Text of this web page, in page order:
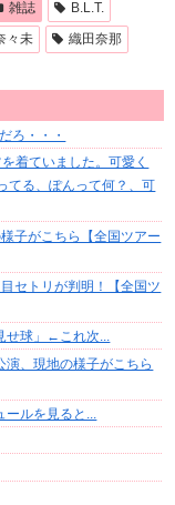
雑誌
B.L.T.
々未
織田奈那
ろ・・・
着ていました。可愛く
てる、ぽんって何？、可
子がこちら【全国ツアー
セトリが判明！【全国ツ
せ球」←これ次...
演、現地の様子がこちら
ールを見ると...